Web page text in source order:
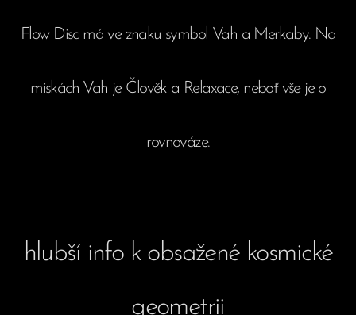
Flow Disc má ve znaku symbol Vah a Merkaby. Na
miskách Vah je Člověk a Relaxace, neboť vše je o
rovnováze.
hlubší info k obsažené kosmické
geometrii